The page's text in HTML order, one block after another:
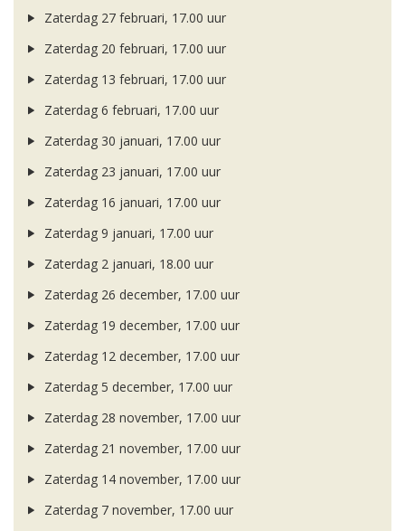
Zaterdag 27 februari, 17.00 uur
Zaterdag 20 februari, 17.00 uur
Zaterdag 13 februari, 17.00 uur
Zaterdag 6 februari, 17.00 uur
Zaterdag 30 januari, 17.00 uur
Zaterdag 23 januari, 17.00 uur
Zaterdag 16 januari, 17.00 uur
Zaterdag 9 januari, 17.00 uur
Zaterdag 2 januari, 18.00 uur
Zaterdag 26 december, 17.00 uur
Zaterdag 19 december, 17.00 uur
Zaterdag 12 december, 17.00 uur
Zaterdag 5 december, 17.00 uur
Zaterdag 28 november, 17.00 uur
Zaterdag 21 november, 17.00 uur
Zaterdag 14 november, 17.00 uur
Zaterdag 7 november, 17.00 uur